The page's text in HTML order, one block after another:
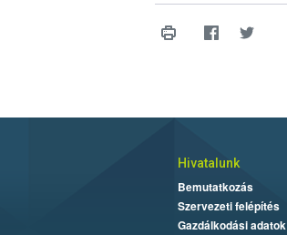
Hivatalunk
Bemutatkozás
Szervezeti felépítés
Gazdálkodási adatok